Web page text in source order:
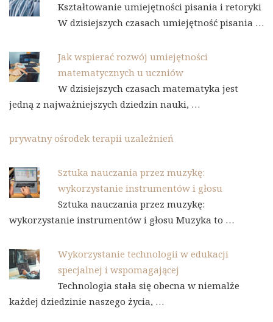
Kształtowanie umiejętności pisania i retoryki
W dzisiejszych czasach umiejętność pisania …
Jak wspierać rozwój umiejętności
matematycznych u uczniów
W dzisiejszych czasach matematyka jest
jedną z najważniejszych dziedzin nauki, …
prywatny ośrodek terapii uzależnień
Sztuka nauczania przez muzykę:
wykorzystanie instrumentów i głosu
Sztuka nauczania przez muzykę:
wykorzystanie instrumentów i głosu Muzyka to …
Wykorzystanie technologii w edukacji
specjalnej i wspomagającej
Technologia stała się obecna w niemalże
każdej dziedzinie naszego życia, …